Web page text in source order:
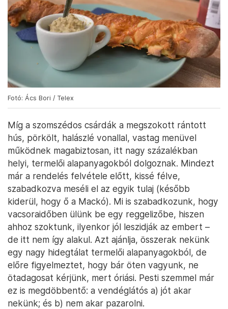
Fotó: Ács Bori / Telex
Míg a szomszédos csárdák a megszokott rántott
hús, pörkölt, halászlé vonallal, vastag menüvel
működnek magabiztosan, itt nagy százalékban
helyi, termelői alapanyagokból dolgoznak. Mindezt
már a rendelés felvétele előtt, kissé félve,
szabadkozva meséli el az egyik tulaj (később
kiderül, hogy ő a Mackó). Mi is szabadkozunk, hogy
vacsoraidőben ülünk be egy reggelizőbe, hiszen
ahhoz szoktunk, ilyenkor jól leszidják az embert –
de itt nem így alakul. Azt ajánlja, összerak nekünk
egy nagy hidegtálat termelői alapanyagokból, de
előre figyelmeztet, hogy bár öten vagyunk, ne
ötadagosat kérjünk, mert óriási. Pesti szemmel már
ez is megdöbbentő: a vendéglátós a) jót akar
nekünk; és b) nem akar pazarolni.